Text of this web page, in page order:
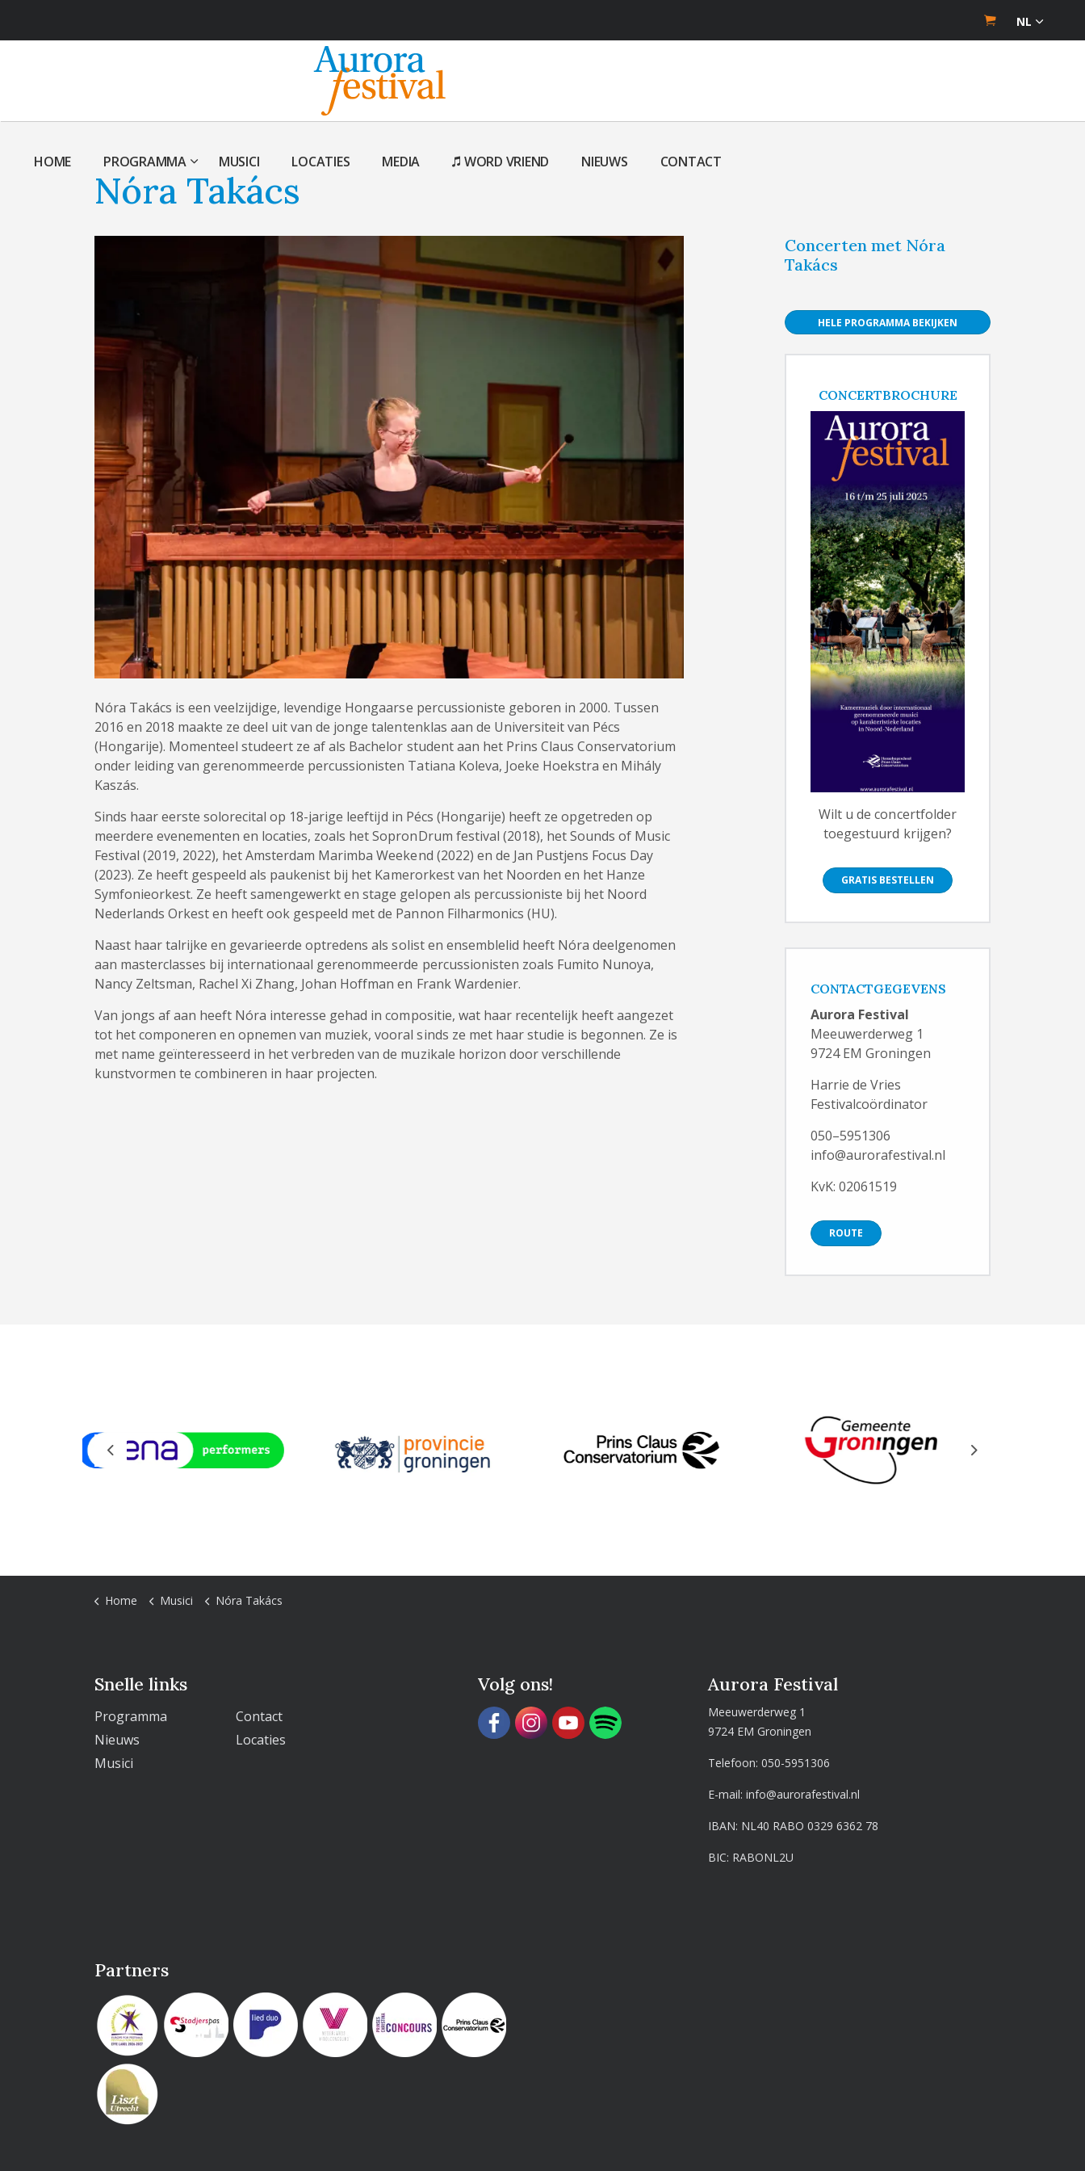
NL
HOME PROGRAMMA MUSICI LOCATIES MEDIA WORD VRIEND NIEUWS CONTACT
Nóra Takács
Nóra Takács is een veelzijdige, levendige Hongaarse percussioniste geboren in 2000. Tussen
2016 en 2018 maakte ze deel uit van de jonge talentenklas aan de Universiteit van Pécs
(Hongarije). Momenteel studeert ze af als Bachelor student aan het Prins Claus Conservatorium
onder leiding van gerenommeerde percussionisten Tatiana Koleva, Joeke Hoekstra en Mihály
Kaszás.
Sinds haar eerste solorecital op 18-jarige leeftijd in Pécs (Hongarije) heeft ze opgetreden op
meerdere evenementen en locaties, zoals het SopronDrum festival (2018), het Sounds of Music
Festival (2019, 2022), het Amsterdam Marimba Weekend (2022) en de Jan Pustjens Focus Day
(2023). Ze heeft gespeeld als paukenist bij het Kamerorkest van het Noorden en het Hanze
Symfonieorkest. Ze heeft samengewerkt en stage gelopen als percussioniste bij het Noord
Nederlands Orkest en heeft ook gespeeld met de Pannon Filharmonics (HU).
Naast haar talrijke en gevarieerde optredens als solist en ensemblelid heeft Nóra deelgenomen
aan masterclasses bij internationaal gerenommeerde percussionisten zoals Fumito Nunoya,
Nancy Zeltsman, Rachel Xi Zhang, Johan Hoffman en Frank Wardenier.
Van jongs af aan heeft Nóra interesse gehad in compositie, wat haar recentelijk heeft aangezet
tot het componeren en opnemen van muziek, vooral sinds ze met haar studie is begonnen. Ze is
met name geïnteresseerd in het verbreden van de muzikale horizon door verschillende
kunstvormen te combineren in haar projecten.
Concerten met Nóra
Takács
HELE PROGRAMMA BEKIJKEN
CONCERTBROCHURE
Wilt u de concertfolder
toegestuurd krijgen?
GRATIS BESTELLEN
CONTACTGEGEVENS
Aurora Festival
Meeuwerderweg 1
9724 EM Groningen
Harrie de Vries
Festivalcoördinator
050–5951306
info@aurorafestival.nl
KvK: 02061519
ROUTE
Previous Next
Home Musici Nóra Takács
Snelle links
Programma
Contact
Nieuws
Locaties
Musici
Volg ons! Aurora Festival
Meeuwerderweg 1
9724 EM Groningen
Telefoon:050-5951306
E-mail:info@aurorafestival.nl
IBAN: NL40 RABO 0329 6362 78
BIC: RABONL2U
Partners